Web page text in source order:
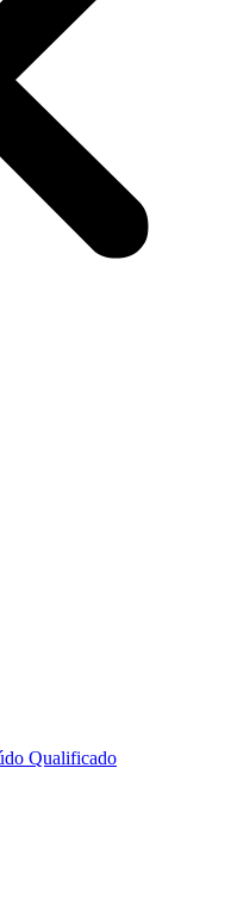
Qualificado